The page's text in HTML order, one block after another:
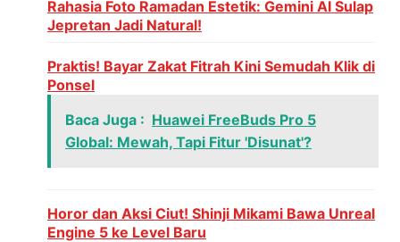
Rahasia Foto Ramadan Estetik: Gemini AI Sulap
Jepretan Jadi Natural!
Praktis! Bayar Zakat Fitrah Kini Semudah Klik di
Ponsel
Baca Juga : Huawei FreeBuds Pro 5
Global: Mewah, Tapi Fitur 'Disunat'?
Horor dan Aksi Ciut! Shinji Mikami Bawa Unreal
Engine 5 ke Level Baru